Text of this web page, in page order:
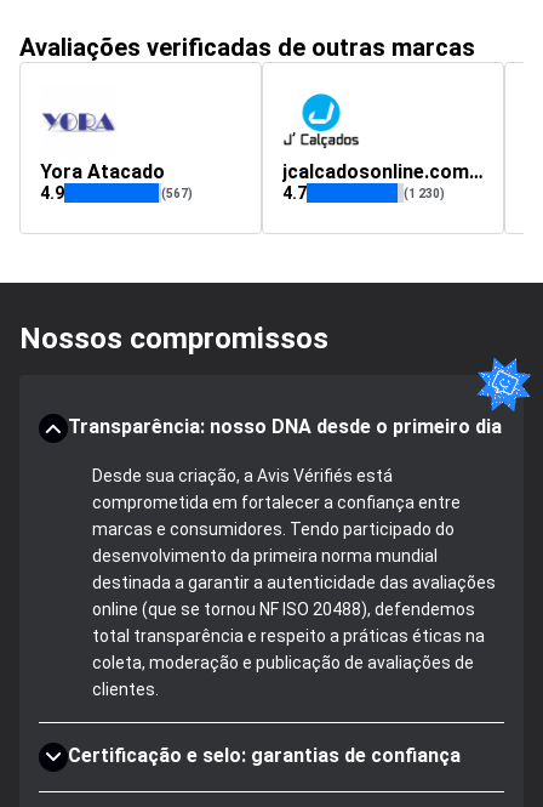
Avaliações verificadas de outras marcas
Yora Atacado
4.9 (567)
jcalcadosonline.com.br
4.7 (1 230)
Nossos compromissos
Transparência: nosso DNA desde o primeiro dia
Desde sua criação, a Avis Vérifiés está
comprometida em fortalecer a confiança entre
marcas e consumidores. Tendo participado do
desenvolvimento da primeira norma mundial
destinada a garantir a autenticidade das avaliações
online (que se tornou NF ISO 20488), defendemos
total transparência e respeito a práticas éticas na
coleta, moderação e publicação de avaliações de
clientes.
Certificação e selo: garantias de confiança